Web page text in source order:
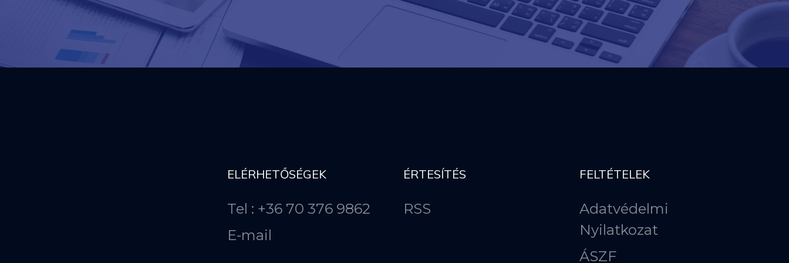
ELÉRHETŐSÉGEK
Tel : +36 70 376 9862
E-mail
ÉRTESÍTÉS
RSS
FELTÉTELEK
Adatvédelmi
Nyilatkozat
ÁSZF